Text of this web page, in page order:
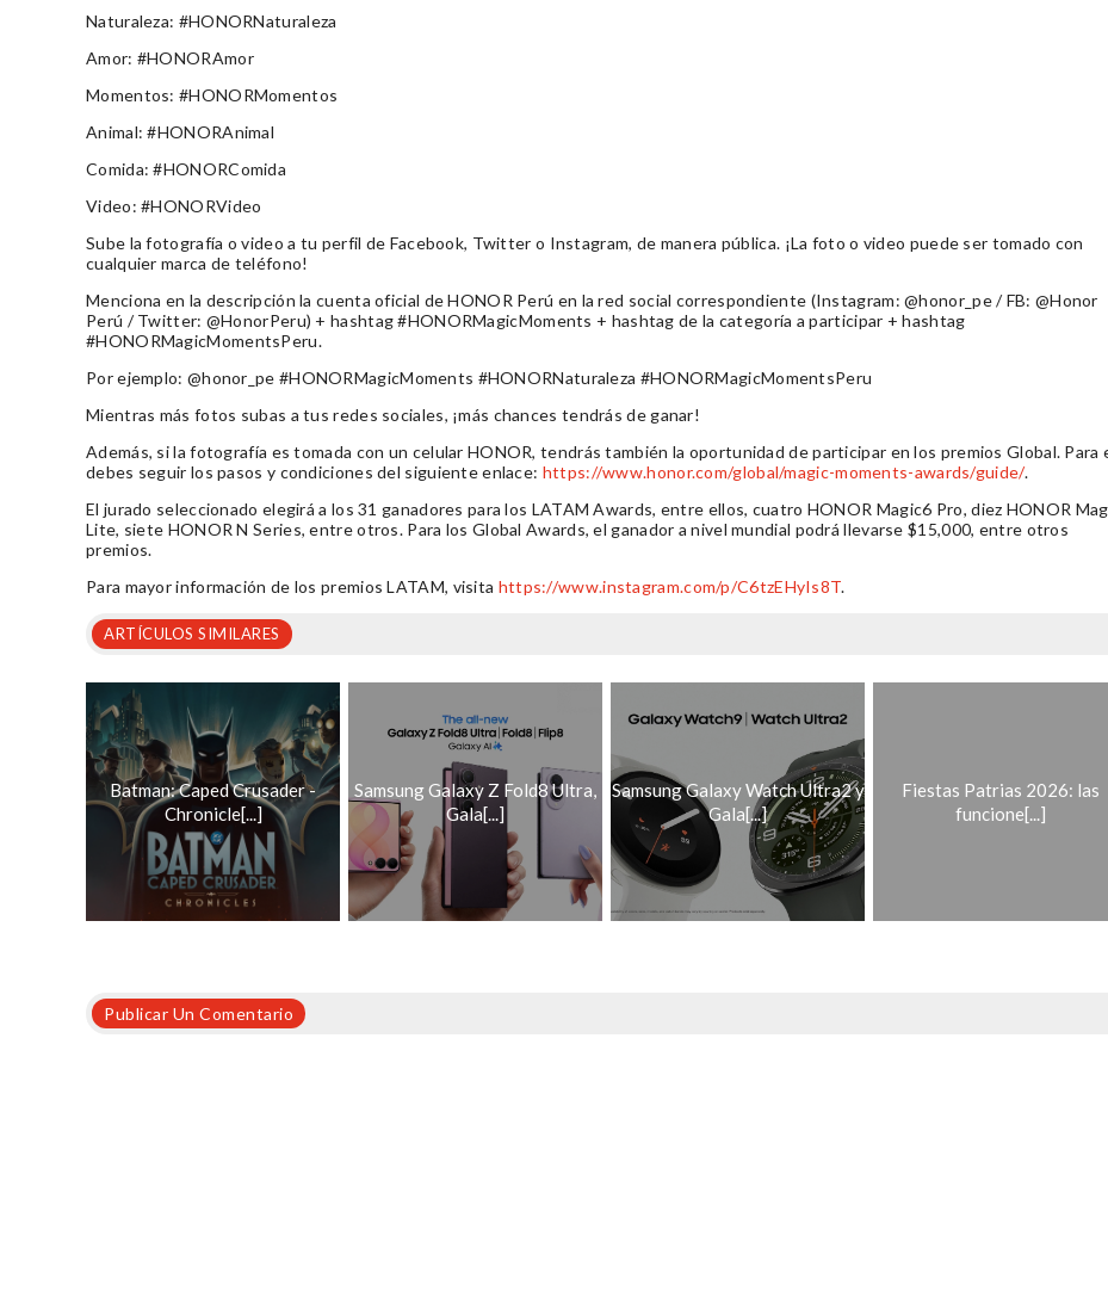
Naturaleza: #HONORNaturaleza
Amor: #HONORAmor
Momentos: #HONORMomentos
Animal: #HONORAnimal
Comida: #HONORComida
Video: #HONORVideo
Sube la fotografía o video a tu perfil de Facebook, Twitter o Instagram, de manera pública. ¡La foto o video puede ser tomado con
cualquier marca de teléfono!
Menciona en la descripción la cuenta oficial de HONOR Perú en la red social correspondiente (Instagram: @honor_pe / FB: @Honor
Perú / Twitter: @HonorPeru) + hashtag #HONORMagicMoments + hashtag de la categoría a participar + hashtag
#HONORMagicMomentsPeru.
Por ejemplo: @honor_pe #HONORMagicMoments #HONORNaturaleza #HONORMagicMomentsPeru
Mientras más fotos subas a tus redes sociales, ¡más chances tendrás de ganar!
Además, si la fotografía es tomada con un celular HONOR, tendrás también la oportunidad de participar en los premios Global. Para
debes seguir los pasos y condiciones del siguiente enlace: https://www.honor.com/global/magic-moments-awards/guide/.
El jurado seleccionado elegirá a los 31 ganadores para los LATAM Awards, entre ellos, cuatro HONOR Magic6 Pro, diez HONOR
Lite, siete HONOR N Series, entre otros. Para los Global Awards, el ganador a nivel mundial podrá llevarse $15,000, entre otros
premios.
Para mayor información de los premios LATAM, visita https://www.instagram.com/p/C6tzEHyIs8T.
ARTÍCULOS SIMILARES
Batman: Caped Crusader -
Chronicle[...]
Samsung Galaxy Z Fold8 Ultra,
Gala[...]
Samsung Galaxy Watch Ultra2 y
Gala[...]
Fiestas Patrias 2026: las
funcione[...]
Publicar Un Comentario